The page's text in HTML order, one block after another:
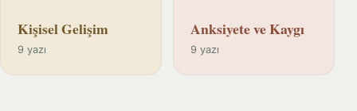
Kişisel Gelişim
9 yazı
Anksiyete ve Kaygı
9 yazı